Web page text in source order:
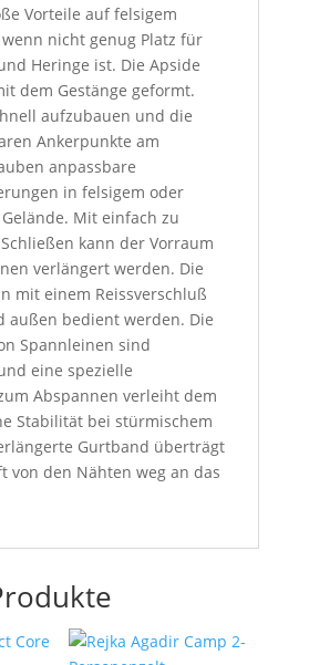
Vorteile auf felsigem
nicht genug Platz für
Heringe ist. Die Apside
dem Gestänge geformt.
aufzubauen und die
Ankerpunkte am
anpassbare
in felsigem oder
Mit einfach zu
kann der Vorraum
verlängert werden. Die
mit einem Reissverschluß
außen bedient werden. Die
Spannleinen sind
eine spezielle
Abspannen verleiht dem
Stabilität bei stürmischem
Gurtband überträgt
von den Nähten weg an das